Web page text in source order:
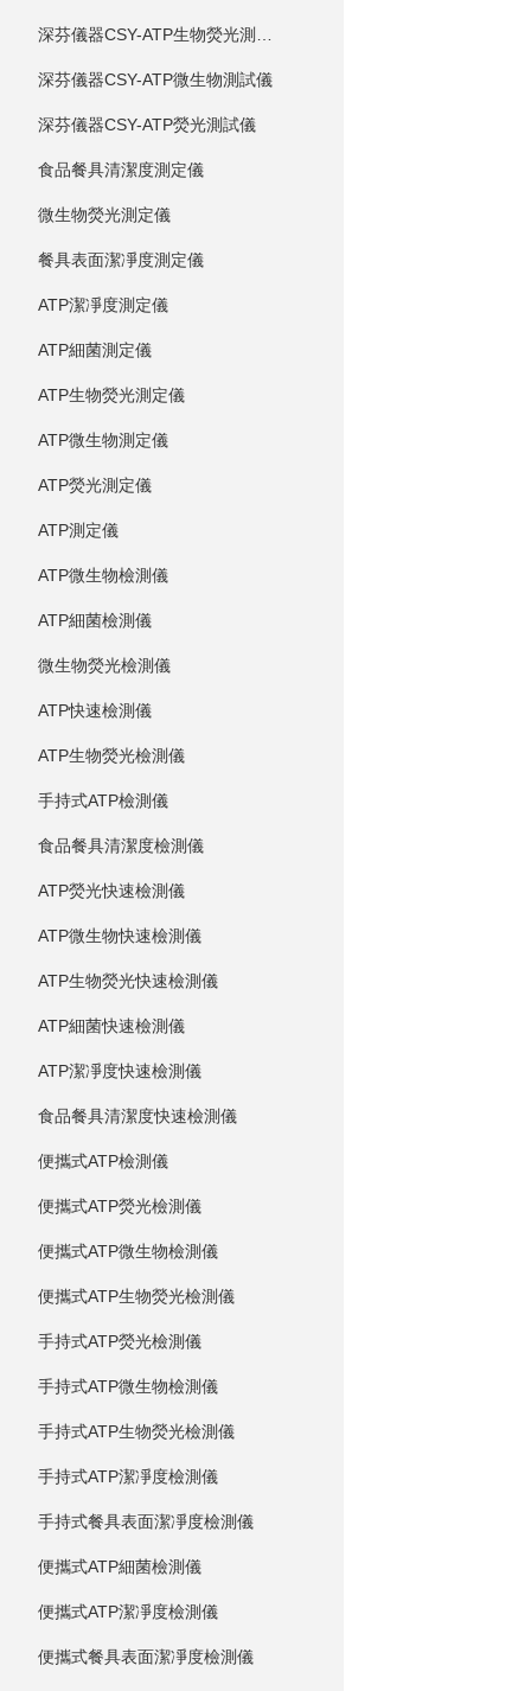
深芬儀器CSY-ATP微生物測試儀
深芬儀器CSY-ATP熒光測試儀
食品餐具清潔度測定儀
微生物熒光測定儀
餐具表面潔凈度測定儀
ATP潔凈度測定儀
ATP細菌測定儀
ATP生物熒光測定儀
ATP微生物測定儀
ATP熒光測定儀
ATP測定儀
ATP微生物檢測儀
ATP細菌檢測儀
微生物熒光檢測儀
ATP快速檢測儀
ATP生物熒光檢測儀
手持式ATP檢測儀
食品餐具清潔度檢測儀
ATP熒光快速檢測儀
ATP微生物快速檢測儀
ATP生物熒光快速檢測儀
ATP細菌快速檢測儀
ATP潔凈度快速檢測儀
食品餐具清潔度快速檢測儀
便攜式ATP檢測儀
便攜式ATP熒光檢測儀
便攜式ATP微生物檢測儀
便攜式ATP生物熒光檢測儀
手持式ATP熒光檢測儀
手持式ATP微生物檢測儀
手持式ATP生物熒光檢測儀
手持式ATP潔凈度檢測儀
手持式餐具表面潔凈度檢測儀
便攜式ATP細菌檢測儀
便攜式ATP潔凈度檢測儀
便攜式餐具表面潔凈度檢測儀